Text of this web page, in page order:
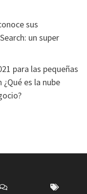
sus
un super
para las pequeñas
¿Qué es la nube